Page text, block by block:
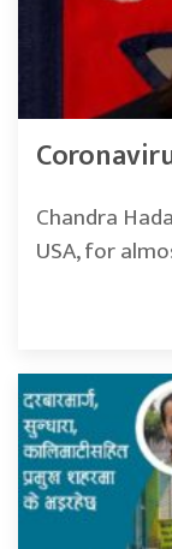
Chandra
USA, for